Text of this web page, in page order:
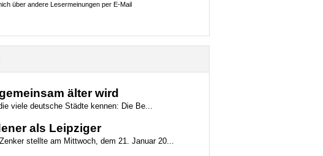
über andere Lesermeinungen per E-Mail
älter wird
viele deutsche Städte kennen: Die Be...
als Leipziger
stellte am Mittwoch, dem 21. Januar 20...